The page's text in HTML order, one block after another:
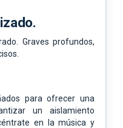
Graves profundos,
para ofrecer una
un aislamiento
en la música y